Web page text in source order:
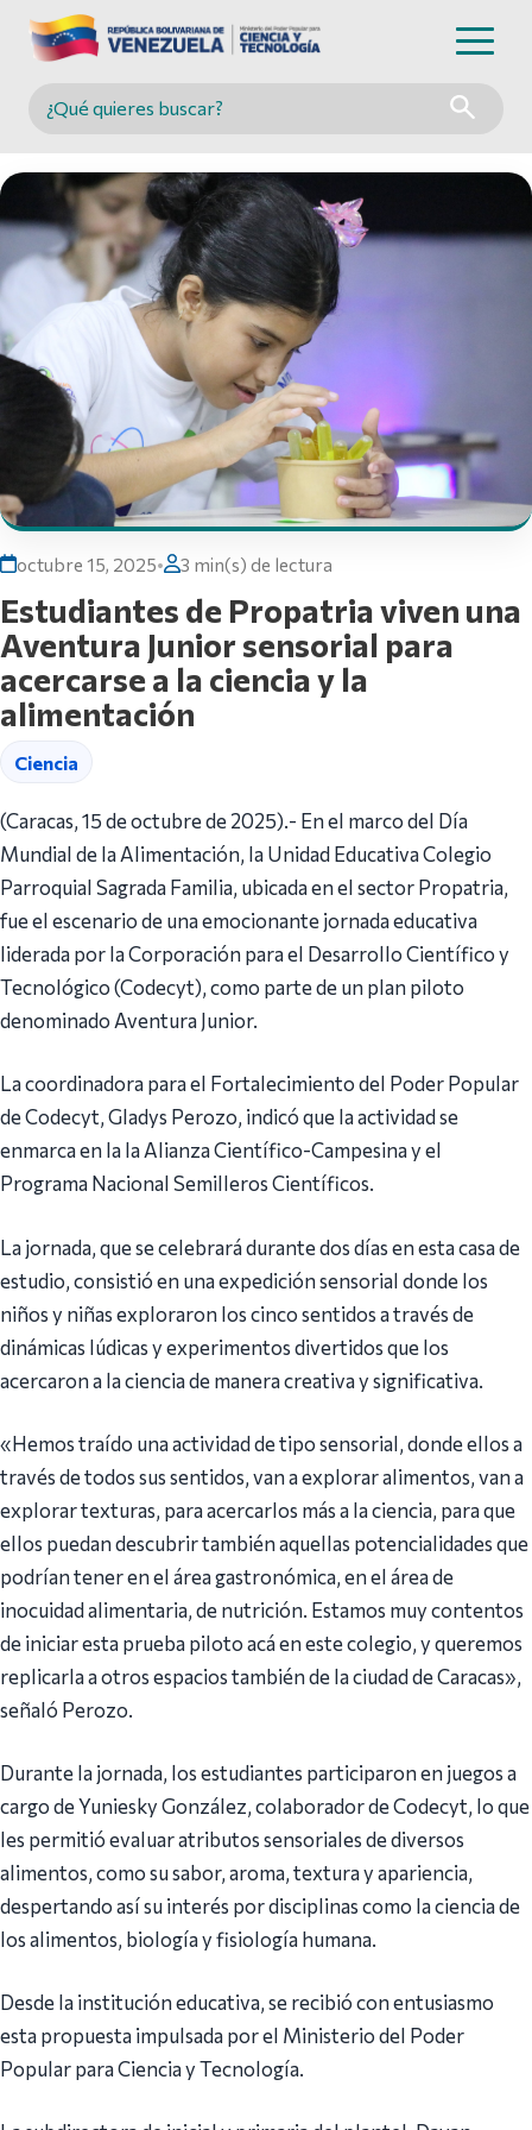
Buscar en MINCYT
octubre 15, 2025• 3 min(s) de lectura
Estudiantes de Propatria viven una
Aventura Junior sensorial para
acercarse a la ciencia y la
alimentación
Ciencia
(Caracas, 15 de octubre de 2025).- En el marco del Día
Mundial de la Alimentación, la Unidad Educativa Colegio
Parroquial Sagrada Familia, ubicada en el sector Propatria,
fue el escenario de una emocionante jornada educativa
liderada por la Corporación para el Desarrollo Científico y
Tecnológico (Codecyt), como parte de un plan piloto
denominado Aventura Junior.
La coordinadora para el Fortalecimiento del Poder Popular
de Codecyt, Gladys Perozo, indicó que la actividad se
enmarca en la la Alianza Científico-Campesina y el
Programa Nacional Semilleros Científicos.
La jornada, que se celebrará durante dos días en esta casa de
estudio, consistió en una expedición sensorial donde los
niños y niñas exploraron los cinco sentidos a través de
dinámicas lúdicas y experimentos divertidos que los
acercaron a la ciencia de manera creativa y significativa.
«Hemos traído una actividad de tipo sensorial, donde ellos a
través de todos sus sentidos, van a explorar alimentos, van a
explorar texturas, para acercarlos más a la ciencia, para que
ellos puedan descubrir también aquellas potencialidades que
podrían tener en el área gastronómica, en el área de
inocuidad alimentaria, de nutrición. Estamos muy contentos
de iniciar esta prueba piloto acá en este colegio, y queremos
replicarla a otros espacios también de la ciudad de Caracas»,
señaló Perozo.
Durante la jornada, los estudiantes participaron en juegos a
cargo de Yuniesky González, colaborador de Codecyt, lo que
les permitió evaluar atributos sensoriales de diversos
alimentos, como su sabor, aroma, textura y apariencia,
despertando así su interés por disciplinas como la ciencia de
los alimentos, biología y fisiología humana.
Desde la institución educativa, se recibió con entusiasmo
esta propuesta impulsada por el Ministerio del Poder
Popular para Ciencia y Tecnología.